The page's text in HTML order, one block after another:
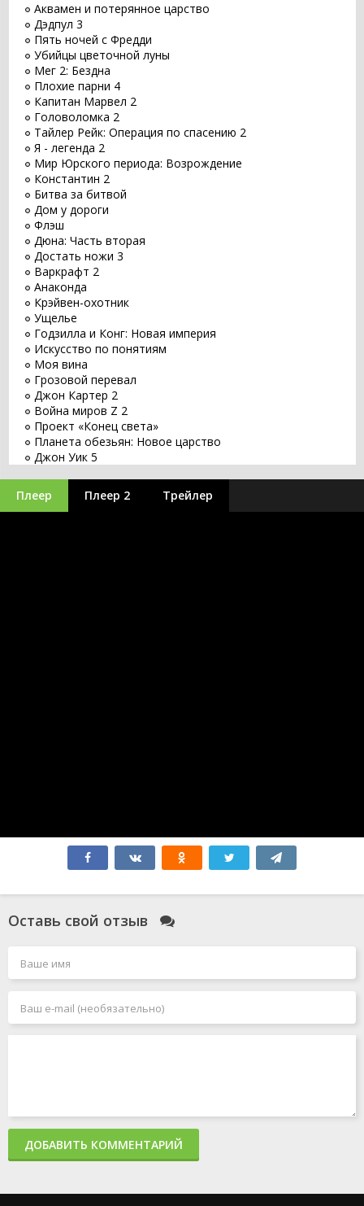
Аквамен и потерянное царство
Дэдпул 3
Пять ночей с Фредди
Убийцы цветочной луны
Мег 2: Бездна
Плохие парни 4
Капитан Марвел 2
Головоломка 2
Тайлер Рейк: Операция по спасению 2
Я - легенда 2
Мир Юрского периода: Возрождение
Константин 2
Битва за битвой
Дом у дороги
Флэш
Дюна: Часть вторая
Достать ножи 3
Варкрафт 2
Анаконда
Крэйвен-охотник
Ущелье
Годзилла и Конг: Новая империя
Искусство по понятиям
Моя вина
Грозовой перевал
Джон Картер 2
Война миров Z 2
Проект «Конец света»
Планета обезьян: Новое царство
Джон Уик 5
Хищник: Планета смерти
Оставь мир позади
Всё закончится на нас
Моя вина: Лондон
Голый пистолет
Миссия: невыполнима 7. Смертельная расплата. Часть
1
Человек-паук: Паутина вселенных
Аргайл: Супершпион
Стражи Галактики. Часть 3
Плеер Плеер 2 Трейлер
Оставь свой отзыв
ДОБАВИТЬ КОММЕНТАРИЙ